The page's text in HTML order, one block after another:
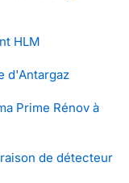
HLM
d'Antargaz
Prime Rénov à
de détecteur